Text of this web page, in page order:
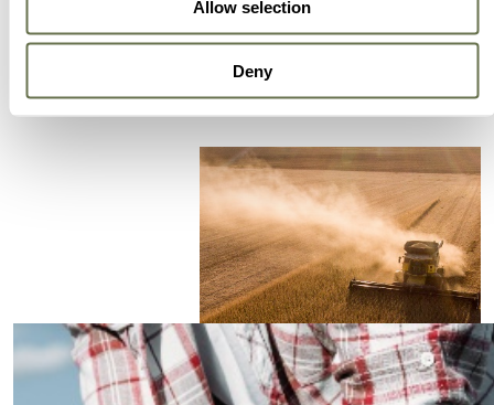
Allow selection
Deny
innovadores y eficientes.